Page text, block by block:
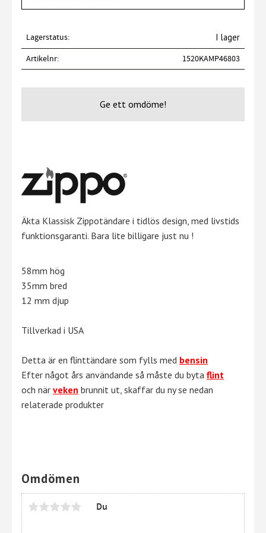
Lagerstatus
I lager
Artikelnr
1520KAMP46803
Ge ett omdöme!
Äkta Klassisk Zippotändare i tidlös design, med livstids
funktionsgaranti. Bara lite billigare just nu !
58mm hög
35mm bred
12 mm djup
Tillverkad i USA
Detta är en flinttändare som fylls med bensin
Efter något års användande så måste du byta flint
och när veken brunnit ut, skaffar du ny se nedan
relaterade produkter
Omdömen
Du